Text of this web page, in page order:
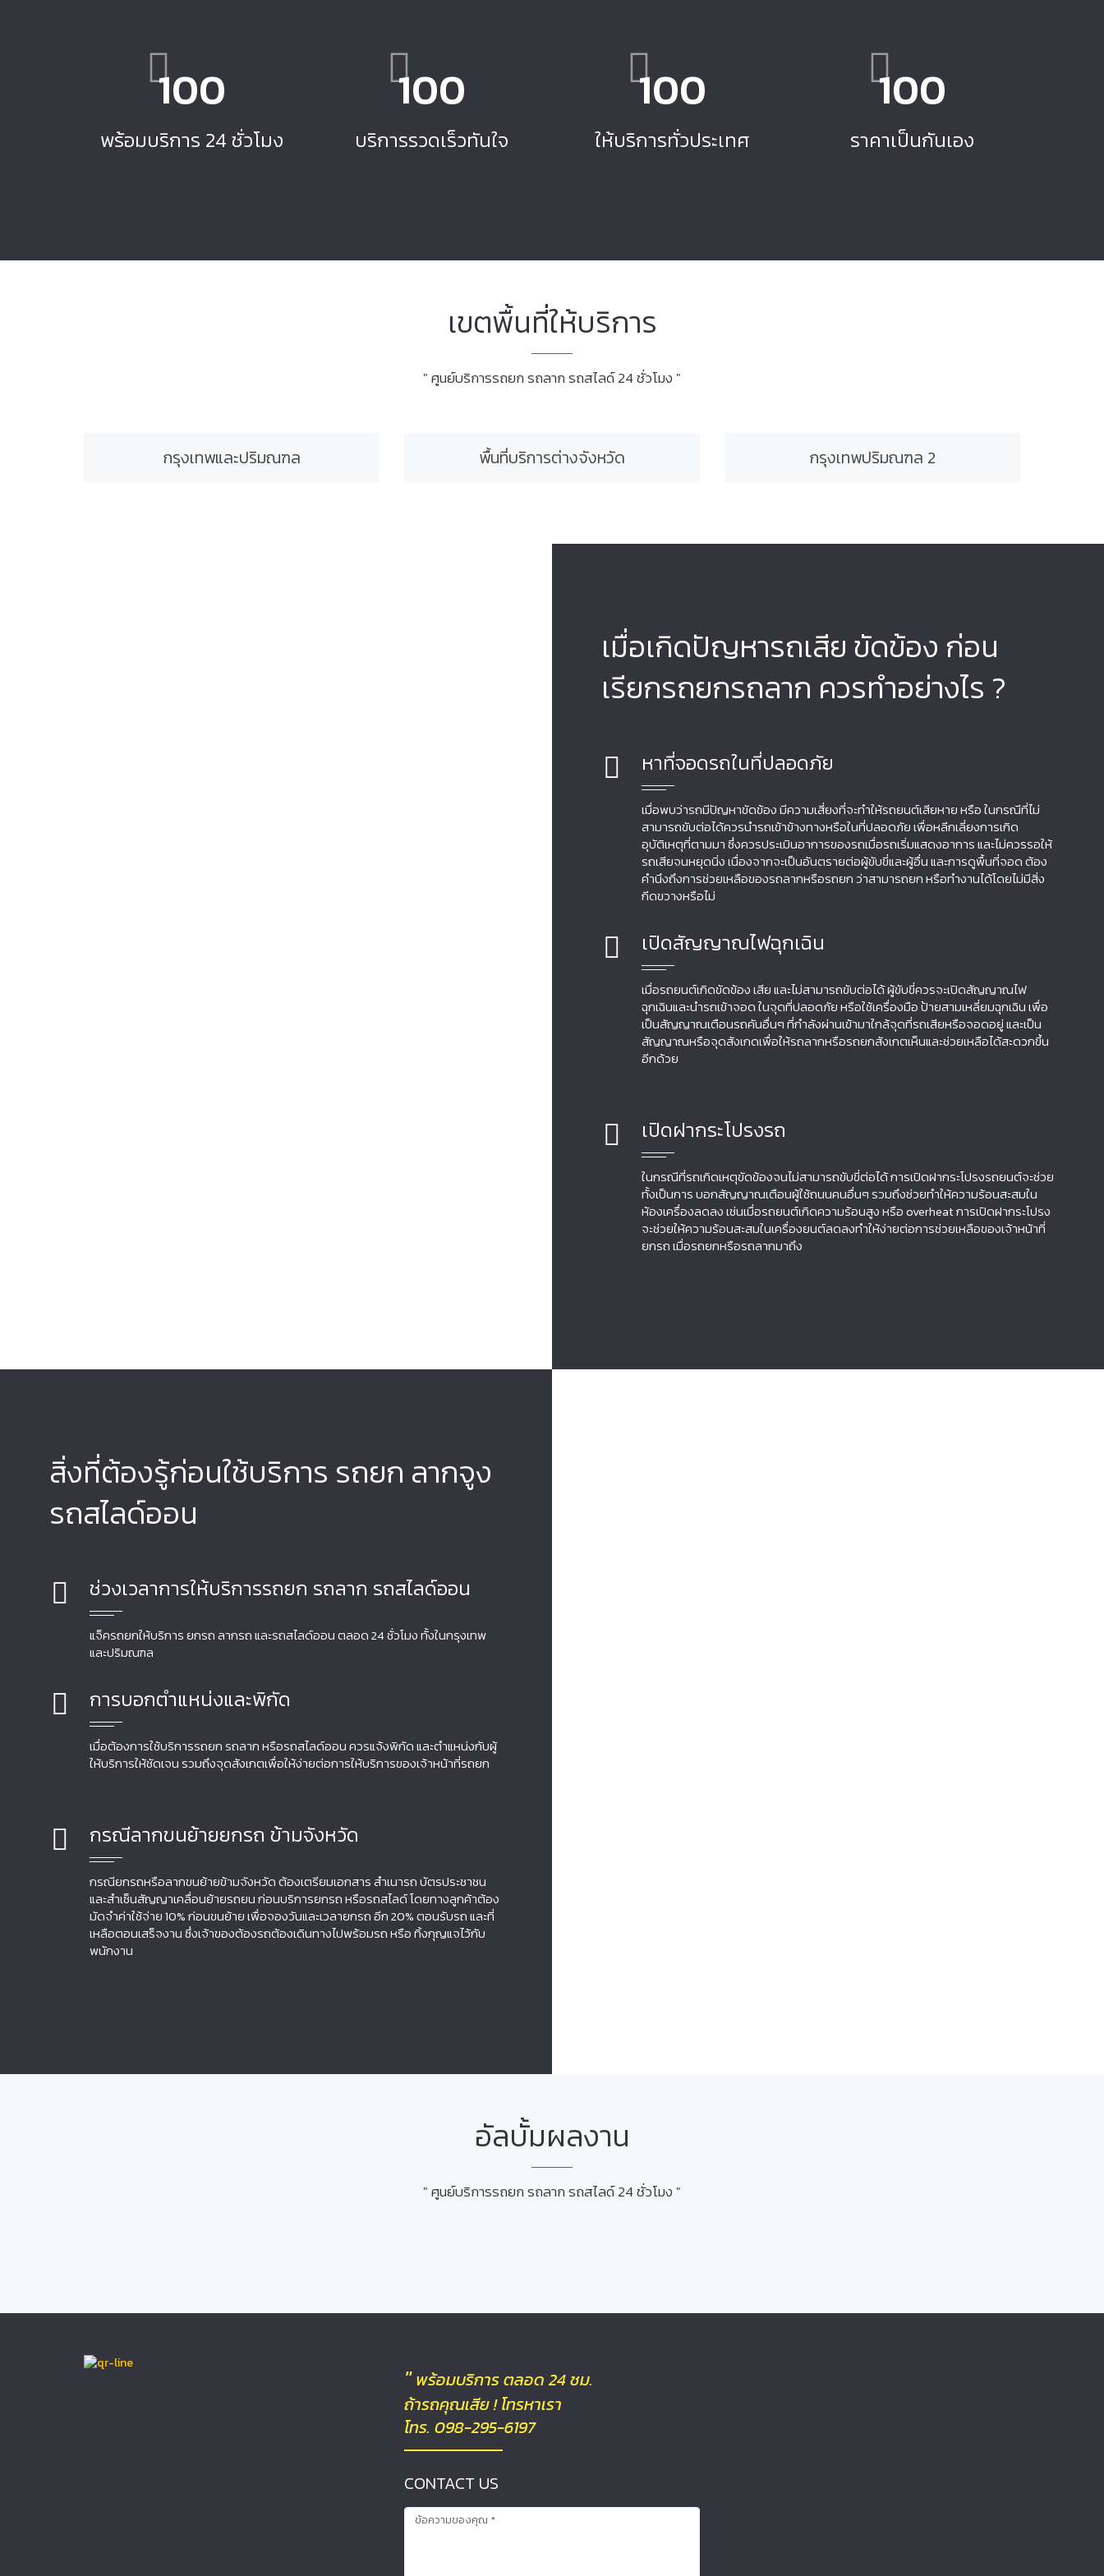
100
พร้อมบริการ 24 ชั่วโมง
100
บริการรวดเร็วทันใจ
100
ให้บริการทั่วประเทศ
100
ราคาเป็นกันเอง
เขตพื้นที่ให้บริการ
" ศูนย์บริการรถยก รถลาก รถสไลด์ 24 ชั่วโมง "
กรุงเทพและปริมณฑล พื้นที่บริการต่างจังหวัด กรุงเทพปริมณฑล 2
เมื่อเกิดปัญหารถเสีย ขัดข้อง ก่อน
เรียกรถยกรถลาก ควรทำอย่างไร ?
หาที่จอดรถในที่ปลอดภัย
เมื่อพบว่ารถมีปัญหาขัดข้อง มีความเสี่ยงที่จะทำให้รถยนต์เสียหาย หรือ ในกรณีที่ไม่
สามารถขับต่อได้ควรนำรถเข้าข้างทางหรือในที่ปลอดภัย เพื่อหลีกเลี่ยงการเกิด
อุบัติเหตุที่ตามมา ซึ่งควรประเมินอาการของรถเมื่อรถเริ่มแสดงอาการ และไม่ควรรอให้
รถเสียจนหยุดนิ่ง เนื่องจากจะเป็นอันตรายต่อผู้ขับขี่และผู้อื่น และการดูพื้นที่จอด ต้อง
คำนึงถึงการช่วยเหลือของรถลากหรือรถยก ว่าสามารถยก หรือทำงานได้โดยไม่มีสิ่ง
กีดขวางหรือไม่
เปิดสัญญาณไฟฉุกเฉิน
เมื่อรถยนต์เกิดขัดข้อง เสีย และไม่สามารถขับต่อได้ ผู้ขับขี่ควรจะเปิดสัญญาณไฟ
ฉุกเฉินและนำรถเข้าจอด ในจุดที่ปลอดภัย หรือใช้เครื่องมือ ป้ายสามเหลี่ยมฉุกเฉิน เพื่อ
เป็นสัญญาณเตือนรถคันอื่นๆ ที่กำลังผ่านเข้ามาใกล้จุดที่รถเสียหรือจอดอยู่ และเป็น
สัญญาณหรือจุดสังเกดเพื่อให้รถลากหรือรถยกสังเกตเห็นและช่วยเหลือได้สะดวกขึ้น
อีกด้วย
เปิดฝากระโปรงรถ
ในกรณีที่รถเกิดเหตุขัดข้องจนไม่สามารถขับขี่ต่อได้ การเปิดฝากระโปรงรถยนต์จะช่วย
ทั้งเป็นการ บอกสัญญาณเตือนผู้ใช้ถนนคนอื่นๆ รวมถึงช่วยทำให้ความร้อนสะสมใน
ห้องเครื่องลดลง เช่นเมื่อรถยนต์เกิดความร้อนสูง หรือ overheat การเปิดฝากระโปรง
จะช่วยให้ความร้อนสะสมในเครื่องยนต์ลดลงทำให้ง่ายต่อการช่วยเหลือของเจ้าหน้าที่
ยกรถ เมื่อรถยกหรือรถลากมาถึง
สิ่งที่ต้องรู้ก่อนใช้บริการ รถยก ลากจูง
รถสไลด์ออน
ช่วงเวลาการให้บริการรถยก รถลาก รถสไลด์ออน
แจ็ครถยกให้บริการ ยกรถ ลากรถ และรถสไลด์ออน ตลอด 24 ชั่วโมง ทั้งในกรุงเทพ
และปริมณฑล
การบอกตำแหน่งและพิกัด
เมื่อต้องการใช้บริการรถยก รถลาก หรือรถสไลด์ออน ควรแจ้งพิกัด และตำแหน่งกับผู้
ให้บริการให้ชัดเจน รวมถึงจุดสังเกตเพื่อให้ง่ายต่อการให้บริการของเจ้าหน้าที่รถยก
กรณีลากขนย้ายยกรถ ข้ามจังหวัด
กรณียกรถหรือลากขนย้ายข้ามจังหวัด ต้องเตรียมเอกสาร สำเนารถ บัตรประชาชน
และสำเซ็นสัญญาเคลื่อนย้ายรถยน ก่อนบริการยกรถ หรือรถสไลด์ โดยทางลูกค้าต้อง
มัดจำค่าใช้จ่าย 10% ก่อนขนย้าย เพื่อจองวันและเวลายกรถ อีก 20% ตอนรับรถ และที่
เหลือตอนเสร็จงาน ซึ่งเจ้าของต้องรถต้องเดินทางไปพร้อมรถ หรือ ทิ้งกุญแจไว้กับ
พนักงาน
อัลบั้มผลงาน
" ศูนย์บริการรถยก รถลาก รถสไลด์ 24 ชั่วโมง "
" พร้อมบริการ ตลอด 24 ชม.
ถ้ารถคุณเสีย ! โทรหาเรา
โทร. 098-295-6197
CONTACT US